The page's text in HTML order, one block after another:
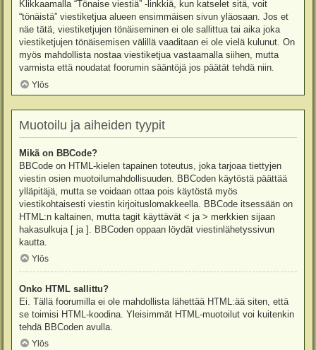
Klikkaamalla “Tönaise viestiä” -linkkiä, kun katselet sitä, voit
“tönäistä” viestiketjua alueen ensimmäisen sivun yläosaan. Jos et
näe tätä, viestiketjujen tönäiseminen ei ole sallittua tai aika joka
viestiketjujen tönäisemisen välillä vaaditaan ei ole vielä kulunut. On
myös mahdollista nostaa viestiketjua vastaamalla siihen, mutta
varmista että noudatat foorumin sääntöjä jos päätät tehdä niin.
Ylös
Muotoilu ja aiheiden tyypit
Mikä on BBCode?
BBCode on HTML-kielen tapainen toteutus, joka tarjoaa tiettyjen
viestin osien muotoilumahdollisuuden. BBCoden käytöstä päättää
ylläpitäjä, mutta se voidaan ottaa pois käytöstä myös
viestikohtaisesti viestin kirjoituslomakkeella. BBCode itsessään on
HTML:n kaltainen, mutta tagit käyttävät < ja > merkkien sijaan
hakasulkuja [ ja ]. BBCoden oppaan löydät viestinlähetyssivun
kautta.
Ylös
Onko HTML sallittu?
Ei. Tällä foorumilla ei ole mahdollista lähettää HTML:ää siten, että
se toimisi HTML-koodina. Yleisimmät HTML-muotoilut voi kuitenkin
tehdä BBCoden avulla.
Ylös